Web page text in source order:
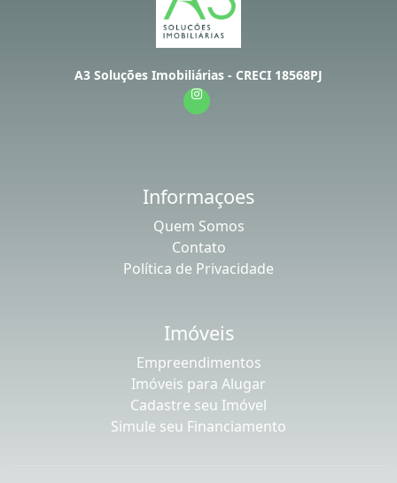
A3 Soluções Imobiliárias - CRECI 18568PJ
Informaçoes
Quem Somos
Contato
Política de Privacidade
Imóveis
Empreendimentos
Imóveis para Alugar
Cadastre seu Imóvel
Simule seu Financiamento